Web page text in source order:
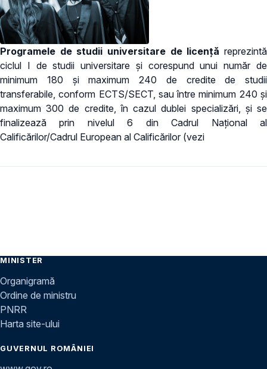
Programele de studii universitare de licență reprezintă
ciclul I de studii universitare și corespund unui număr de
minimum 180 şi maximum 240 de credite de studii
transferabile, conform ECTS/SECT, sau între minimum 240 şi
maximum 300 de credite, în cazul dublei specializări, şi se
finalizează prin nivelul 6 din Cadrul Naţional al
Calificărilor/Cadrul European al Calificărilor (vezi
MINISTER
Organigramă
Ordine de ministru
PNRR
Harta site-ului
GUVERNUL ROMÂNIEI